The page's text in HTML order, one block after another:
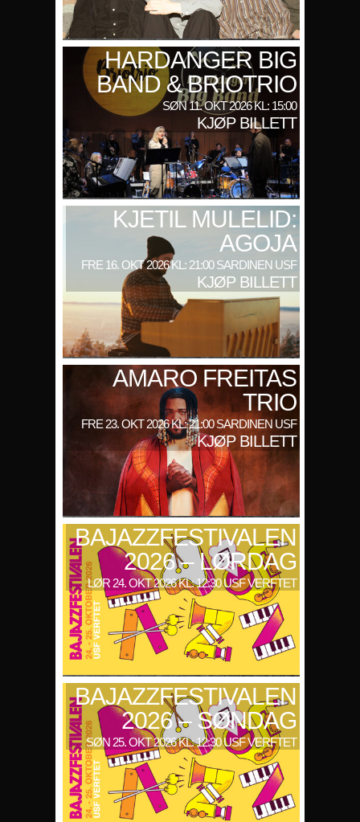
HARDANGER BIG
BAND & BRIOTRIO
SØN 11. OKT 2026 KL: 15:00
KJØP BILLETT
KJETIL MULELID:
AGOJA
FRE 16. OKT 2026 KL: 21:00 SARDINEN USF
KJØP BILLETT
AMARO FREITAS
TRIO
FRE 23. OKT 2026 KL: 21:00 SARDINEN USF
KJØP BILLETT
BAJAZZFESTIVALEN
2026 – LØRDAG
LØR 24. OKT 2026 KL: 12:30 USF VERFTET
BAJAZZFESTIVALEN
2026 – SØNDAG
SØN 25. OKT 2026 KL: 12:30 USF VERFTET